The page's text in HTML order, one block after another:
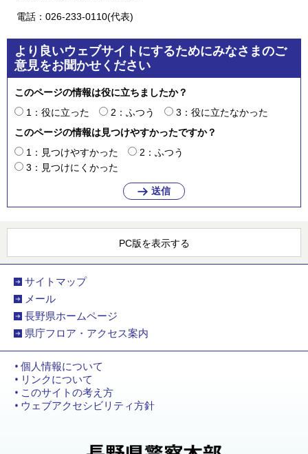
電話：026-233-0110(代表)
より良いウェブサイトにするためにみなさまのご
意見をお聞かせください
このページの情報は役に立ちましたか？
1：役に立った
2：ふつう
3：役に立たなかった
このページの情報は見つけやすかったですか？
1：見つけやすかった
2：ふつう
3：見つけにくかった
PC版を表示する
サイトマップ
メール
長野県ホームページ
県庁フロア・アクセス案内
個人情報について
リンクについて
このサイトの考え方
ウェブアクセシビリティ方針